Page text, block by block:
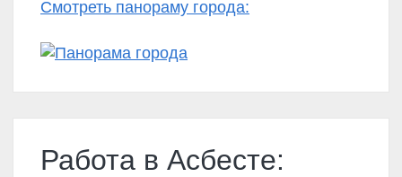
Смотреть панораму города:
Работа в Асбесте: